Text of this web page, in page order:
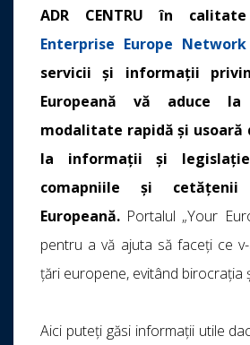
ADR CENTRU în
Enterprise Europe Network
servicii și informații
Europeană vă aduce
modalitate rapidă și usoară
la informații și
comapniile și cetățenii
Europeană. Portalul „Your
pentru a vă ajuta să faceți ce
țări europene, evitând birocrația
Aici puteți găsi informații utile